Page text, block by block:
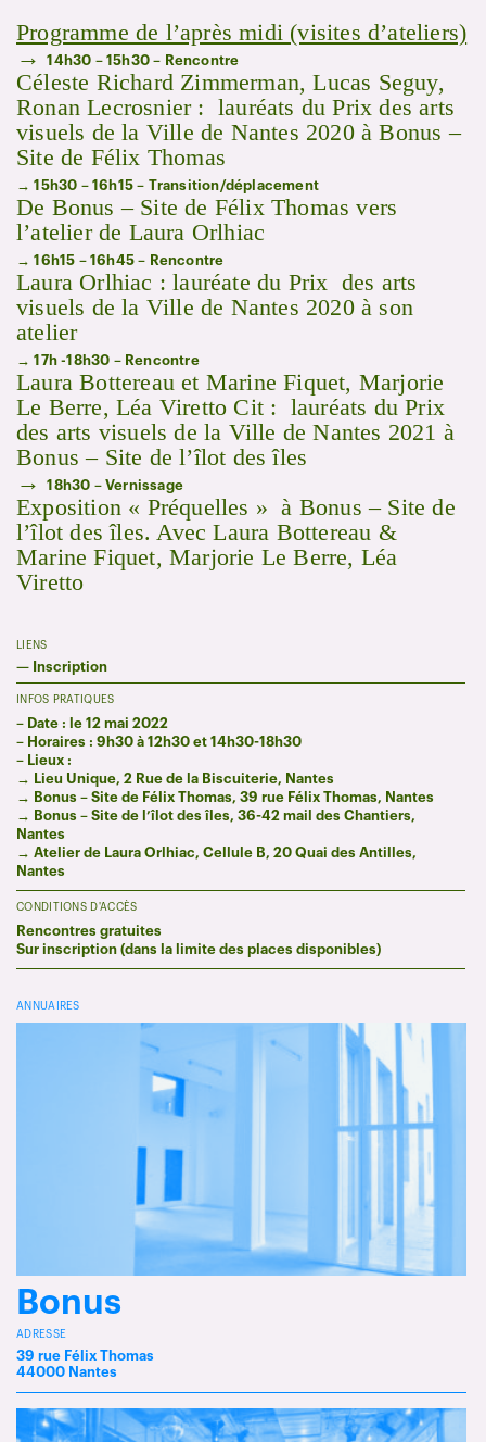
Programme de l’après midi (visites d’ateliers)
→14h30 – 15h30 – Rencontre
Céleste Richard Zimmerman, Lucas Seguy,
Ronan Lecrosnier : lauréats du Prix des arts
visuels de la Ville de Nantes 2020 à Bonus –
Site de Félix Thomas
→ 15h30 – 16h15 – Transition/déplacement
De Bonus – Site de Félix Thomas vers
l’atelier de Laura Orlhiac
→ 16h15 – 16h45 – Rencontre
Laura Orlhiac : lauréate du Prix des arts
visuels de la Ville de Nantes 2020 à son
atelier
→ 17h -18h30 – Rencontre
Laura Bottereau et Marine Fiquet, Marjorie
Le Berre, Léa Viretto Cit : lauréats du Prix
des arts visuels de la Ville de Nantes 2021 à
Bonus – Site de l’îlot des îles
→18h30 – Vernissage
Exposition « Préquelles » à Bonus – Site de
l’îlot des îles. Avec Laura Bottereau &
Marine Fiquet, Marjorie Le Berre, Léa
Viretto
LIENS
— Inscription
INFOS PRATIQUES
– Date : le 12 mai 2022
– Horaires : 9h30 à 12h30 et 14h30-18h30
– Lieux :
→ Lieu Unique, 2 Rue de la Biscuiterie, Nantes
→ Bonus – Site de Félix Thomas, 39 rue Félix Thomas, Nantes
→ Bonus – Site de l’îlot des îles, 36-42 mail des Chantiers,
Nantes
→ Atelier de Laura Orlhiac, Cellule B, 20 Quai des Antilles,
Nantes
CONDITIONS D'ACCÈS
Rencontres gratuites
Sur inscription (dans la limite des places disponibles)
ANNUAIRES
Bonus
ADRESSE
39 rue Félix Thomas
44000 Nantes